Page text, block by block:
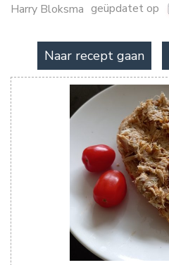
Harry Bloksma geüpdatet op
Naar recept gaan